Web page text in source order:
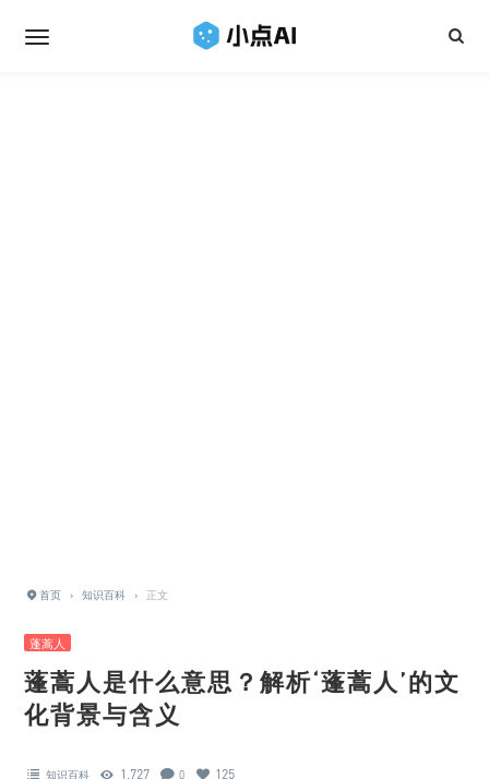
首页 › 知识百科 › 正文
蓬蒿人
蓬蒿人是什么意思？解析‘蓬蒿人’的文
化背景与含义
知识百科 1,727 0 125